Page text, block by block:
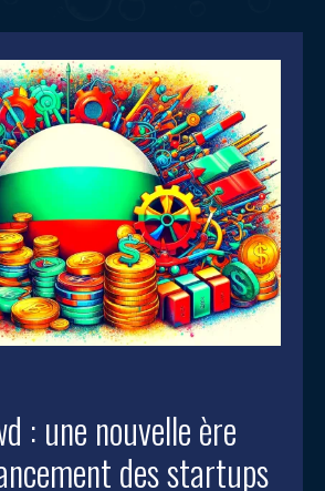
: une nouvelle ère
des startups